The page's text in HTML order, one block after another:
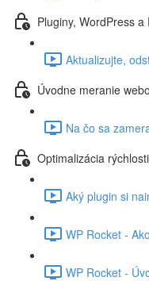
Pluginy, WordPress a
Aktualizujte,
Úvodne meranie
Na čo sa
Optimalizácia
Aký plugin si
WP Rocket -
WP Rocket -